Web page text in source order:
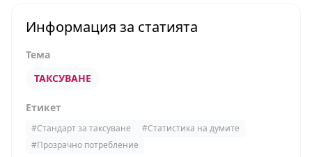
Информация за статията
Тема
ТАКСУВАНЕ
Етикет
#Стандарт за таксуване #Статистика на думите
#Прозрачно потребление